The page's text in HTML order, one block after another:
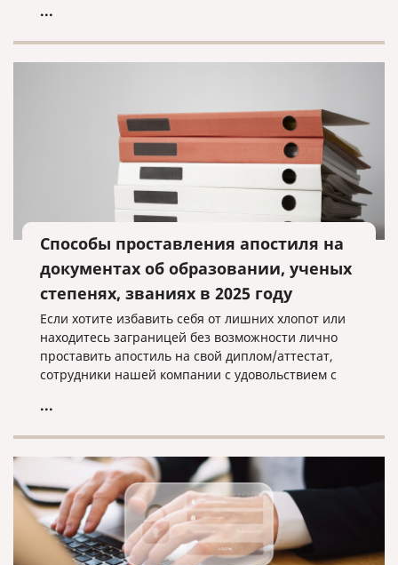
контору и оформляет документ с нужными нам
...
Способы проставления апостиля на
документах об образовании, ученых
степенях, званиях в 2025 году
Если хотите избавить себя от лишних хлопот или
находитесь заграницей без возможности лично
проставить апостиль на свой диплом/аттестат,
сотрудники нашей компании с удовольствием с
...